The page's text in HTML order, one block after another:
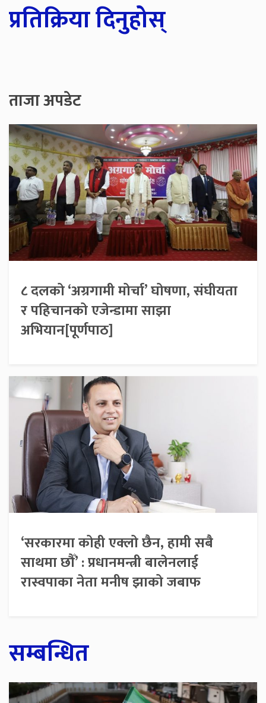
प्रतिक्रिया दिनुहोस्
ताजा अपडेट
८ दलको ‘अग्रगामी मोर्चा’ घोषणा, संघीयता
र पहिचानको एजेन्डामा साझा
अभियान[पूर्णपाठ]
‘सरकारमा कोही एक्लो छैन, हामी सबै
साथमा छौँ’ : प्रधानमन्त्री बालेनलाई
रास्वपाका नेता मनीष झाको जबाफ
सम्बन्धित